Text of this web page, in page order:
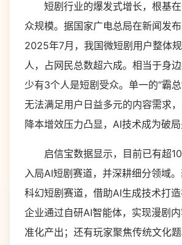
短剧行业的爆发式增长，根基在
众规模。据国家广电总局在新闻发
2025年7月，我国微短剧用户整体
人，占网民总数超六成。相当于身
少有3个人是短剧受众。单一的“霸总
无法满足用户日益多元的内容需求
降本增效压力凸显，AI技术成为破局
启信宝数据显示，目前已有超10
入局AI短剧赛道，并深耕细分领域
科幻短剧赛道，借助AI生成技术打
企业通过自研AI智能体，实现漫剧
准化产出；还有玩家聚焦传统文化